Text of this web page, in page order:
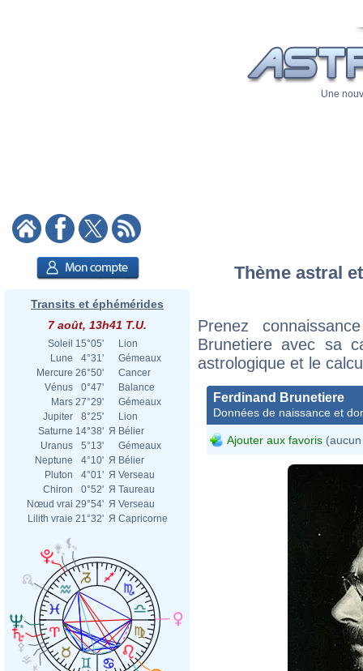
Une
Transits et éphémérides
7 août, 13h41 T.U.
Soleil 15°05'
Lion
Lune
4°31'
Gémeaux
Mercure 26°50'
Cancer
Vénus
0°47'
Balance
Mars 27°29'
Gémeaux
Jupiter
8°25'
Lion
Saturne 14°38' Я Bélier
Uranus
5°13'
Gémeaux
Neptune
4°10' Я Bélier
Pluton
4°01' Я Verseau
Chiron
0°52' Я Taureau
Nœud vrai 29°54' Я Verseau
Lilith vraie 21°32' Я Capricorne
Thème astral
Prenez
Brunetiere avec sa
astrologique et le
Ferdinand Brunetiere
Données de naissance et
Ajouter aux favoris